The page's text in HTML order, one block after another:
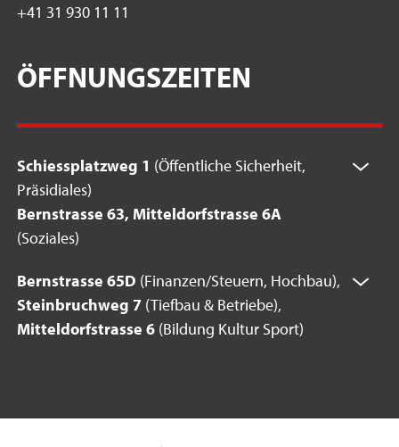
+41 31 930 11 11
ÖFFNUNGSZEITEN
Schiessplatzweg 1 (Öffentliche Sicherheit,
Präsidiales)
Bernstrasse 63, Mitteldorfstrasse 6A
(Soziales)
Bernstrasse 65D (Finanzen/Steuern, Hochbau),
Steinbruchweg 7 (Tiefbau & Betriebe),
Mitteldorfstrasse 6 (Bildung Kultur Sport)